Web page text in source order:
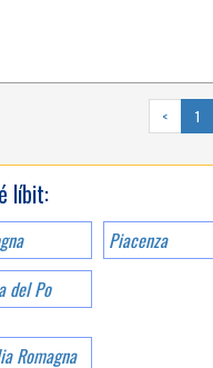
< 1
líbit:
Piacenza
del Po
Romagna